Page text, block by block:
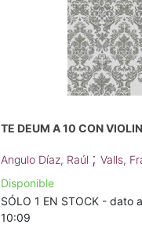
TE DEUM A 10 CON
Angulo Díaz, Raúl ;Valls,
Disponible
SÓLO 1 EN STOCK -
10:09